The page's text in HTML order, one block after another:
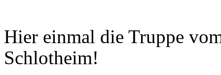
Hier einmal die Truppe
Schlotheim!